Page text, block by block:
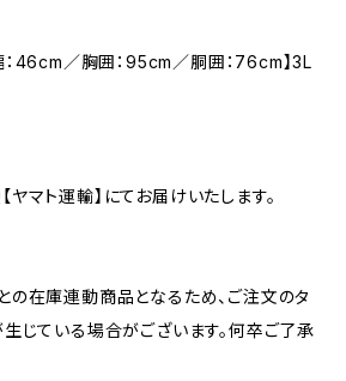
：46cm／胸囲：95cm／胴囲：76cm】3L
マト運輸】にてお届けいたします。
の在庫連動商品となるため、ご注文のタ
生じている場合がございます。何卒ご了承